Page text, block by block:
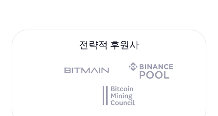
전략적 후원사